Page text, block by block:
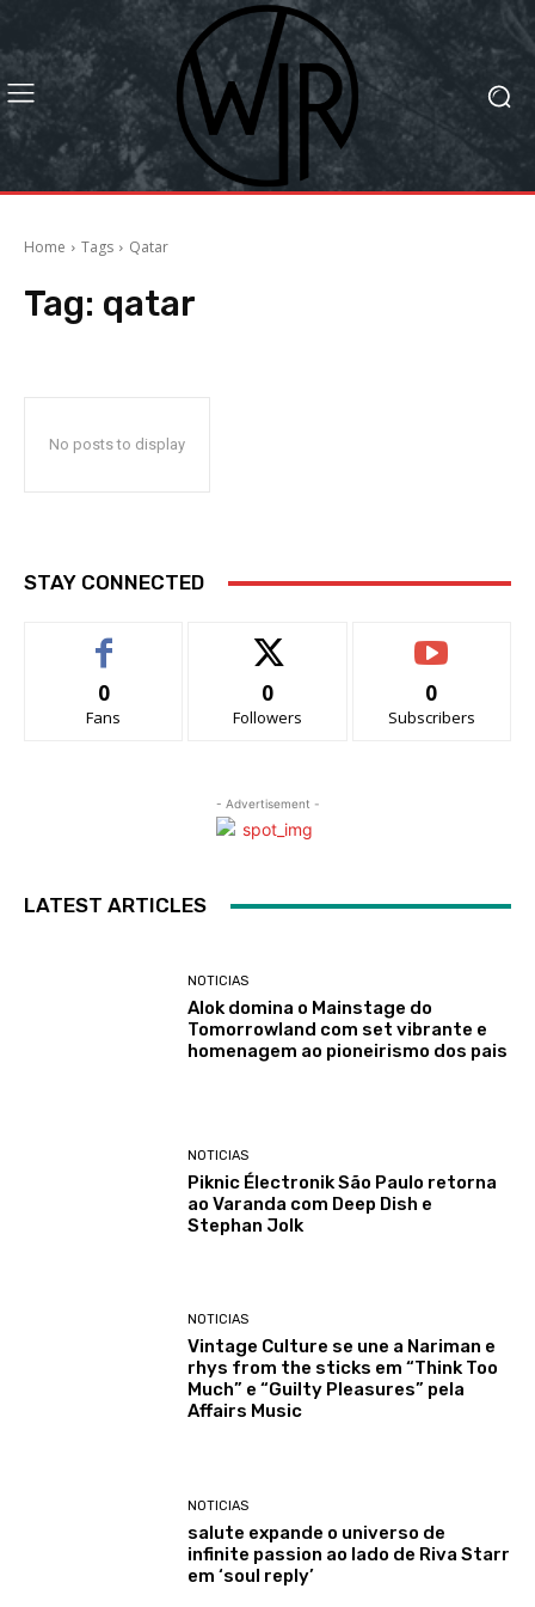
Home Tags Qatar
Tag: qatar
No posts to display
STAY CONNECTED
0
Fans
0
Followers
0
Subscribers
- Advertisement -
LATEST ARTICLES
NOTICIAS
Alok domina o Mainstage do
Tomorrowland com set vibrante e
homenagem ao pioneirismo dos pais
NOTICIAS
Piknic Électronik São Paulo retorna
ao Varanda com Deep Dish e
Stephan Jolk
NOTICIAS
Vintage Culture se une a Nariman e
rhys from the sticks em “Think Too
Much” e “Guilty Pleasures” pela
Affairs Music
NOTICIAS
salute expande o universo de
infinite passion ao lado de Riva Starr
em ‘soul reply’